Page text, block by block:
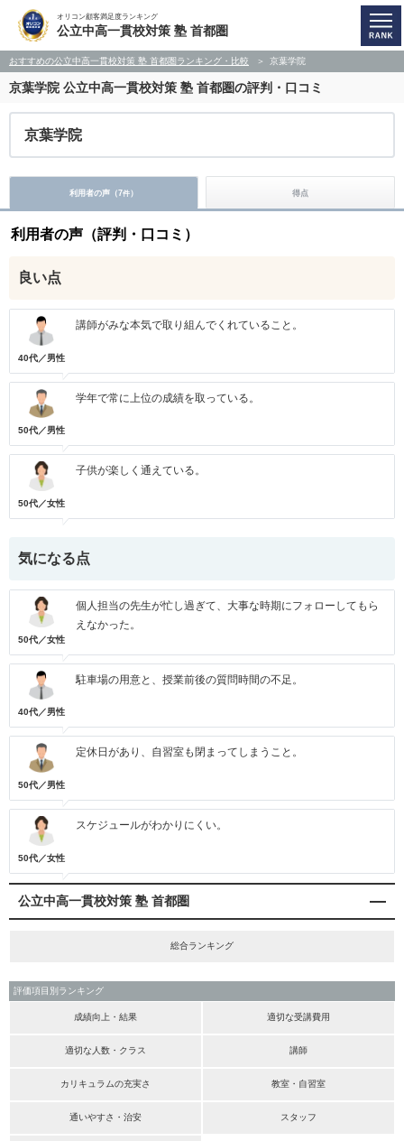
オリコン顧客満足度ランキング
公立中高一貫校対策 塾 首都圏
おすすめの公立中高一貫校対策 塾 首都圏ランキング・比較 京葉学院
京葉学院 公立中高一貫校対策 塾 首都圏の評判・口コミ
京葉学院
利用者の声（7件） 得点
利用者の声（評判・口コミ）
良い点
40代／男性
講師がみな本気で取り組んでくれていること。
50代／男性
学年で常に上位の成績を取っている。
50代／女性
子供が楽しく通えている。
気になる点
50代／女性
個人担当の先生が忙し過ぎて、大事な時期にフォローしてもら
えなかった。
40代／男性
駐車場の用意と、授業前後の質問時間の不足。
50代／男性
定休日があり、自習室も閉まってしまうこと。
50代／女性
スケジュールがわかりにくい。
公立中高一貫校対策 塾 首都圏
総合ランキング
評価項目別ランキング
成績向上・結果 適切な受講費用
適切な人数・クラス 講師
カリキュラムの充実さ 教室・自習室
通いやすさ・治安 スタッフ